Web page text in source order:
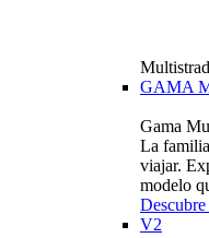
GAMA
Gama
La
viajar.
modelo
V2